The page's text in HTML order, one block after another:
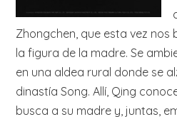
Zhongchen, que esta vez
la figura de la madre. Se
en una aldea rural donde se
dinastía Song. Allí, Qing
busca a su madre y, juntas,